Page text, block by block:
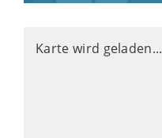
Karte wird geladen...